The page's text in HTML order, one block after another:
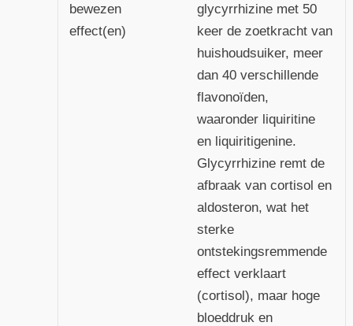
bewezen
effect(en)
glycyrrhizine met 50
keer de zoetkracht van
huishoudsuiker, meer
dan 40 verschillende
flavonoïden,
waaronder liquiritine
en liquiritigenine.
Glycyrrhizine remt de
afbraak van cortisol en
aldosteron, wat het
sterke
ontstekingsremmende
effect verklaart
(cortisol), maar hoge
bloeddruk en